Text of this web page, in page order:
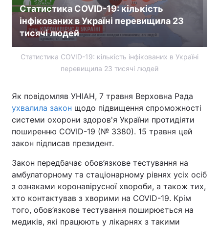
Статистика COVID-19: кількість
інфікованих в Україні перевищила 23
тисячі людей
Статистика COVID-19: кількість інфікованих в Україні
перевищила 23 тисячі людей
Як повідомляв УНІАН, 7 травня Верховна Рада
ухвалила закон щодо підвищення спроможності
системи охорони здоров'я України протидіяти
поширенню COVID-19 (№ 3380). 15 травня цей
закон підписав президент.
Закон передбачає обов’язкове тестування на
амбулаторному та стаціонарному рівнях усіх осіб
з ознаками коронавірусної хвороби, а також тих,
хто контактував з хворими на COVID-19. Крім
того, обов’язкове тестування поширюється на
медиків, які працюють у лікарнях з такими